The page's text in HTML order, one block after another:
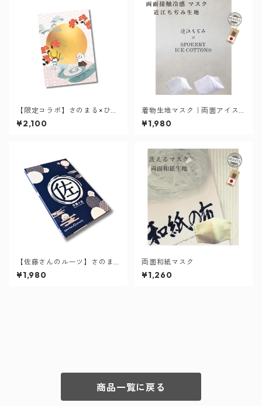
【限定コラボ】さのまる×ひこ
にゃん 御朱印帳 ・満月
¥2,100
着物生地マスク｜両面アイス
コットン｜群れ解消マスク
¥1,980
【佐藤さんのルーツ】さのま
る御朱印帳 佐藤の会
¥1,980
両面和紙マスク
¥1,260
商品一覧に戻る